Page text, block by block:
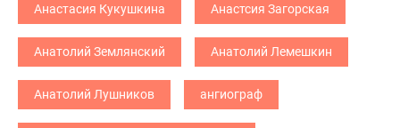
Анастасия Кукушкина Анастсия Загорская
Анатолий Землянский Анатолий Лемешкин
Анатолий Лушников ангиограф